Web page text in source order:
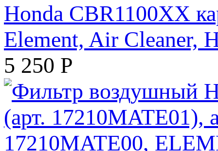
Honda CBR1100XX
Element, Air Cleaner,
5 250 Р